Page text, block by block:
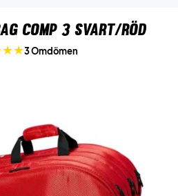
Comp 3 Svart/Röd
3 Omdömen